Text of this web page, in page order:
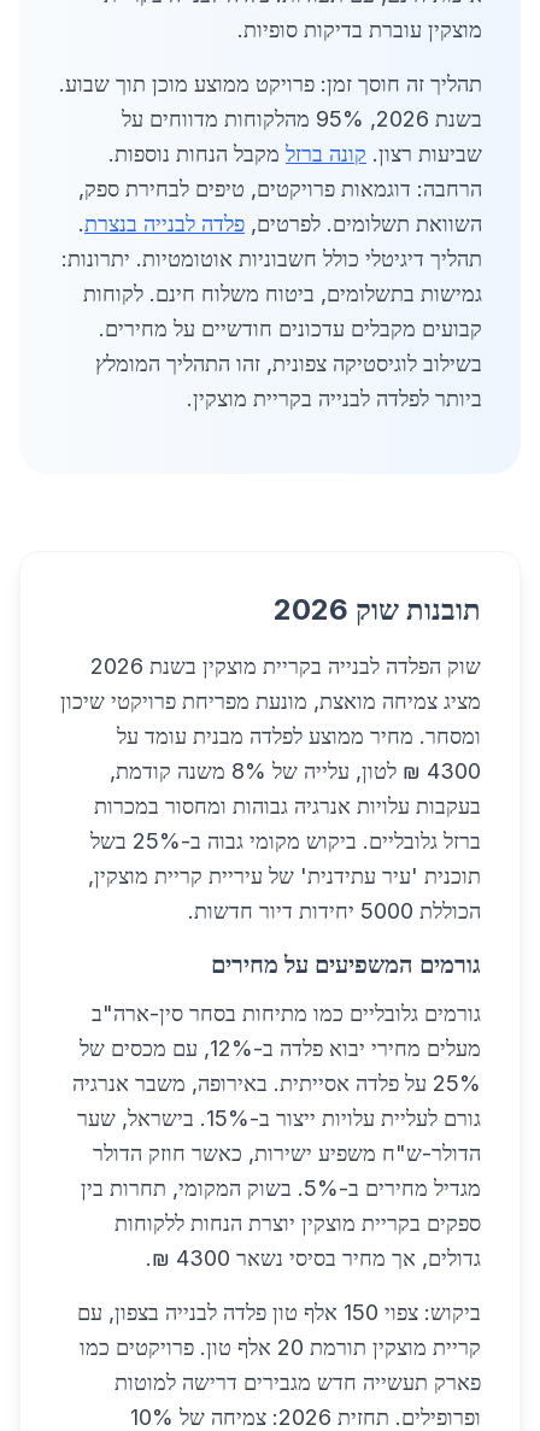
מוצקין עוברת בדיקות סופיות.
תהליך זה חוסך זמן: פרויקט ממוצע מוכן תוך שבוע.
בשנת 2026, 95% מהלקוחות מדווחים על
שביעות רצון. קונה ברזל מקבל הנחות נוספות.
הרחבה: דוגמאות פרויקטים, טיפים לבחירת ספק,
השוואת תשלומים. לפרטים, פלדה לבנייה בנצרת.
תהליך דיגיטלי כולל חשבוניות אוטומטיות. יתרונות:
גמישות בתשלומים, ביטוח משלוח חינם. לקוחות
קבועים מקבלים עדכונים חודשיים על מחירים.
בשילוב לוגיסטיקה צפונית, זהו התהליך המומלץ
ביותר לפלדה לבנייה בקריית מוצקין.
תובנות שוק 2026
שוק הפלדה לבנייה בקריית מוצקין בשנת 2026
מציג צמיחה מואצת, מונעת מפריחת פרויקטי שיכון
ומסחר. מחיר ממוצע לפלדה מבנית עומד על
4300 ₪ לטון, עלייה של 8% משנה קודמת,
בעקבות עלויות אנרגיה גבוהות ומחסור במכרות
ברזל גלובליים. ביקוש מקומי גבוה ב-25% בשל
תוכנית 'עיר עתידנית' של עיריית קריית מוצקין,
הכוללת 5000 יחידות דיור חדשות.
גורמים המשפיעים על מחירים
גורמים גלובליים כמו מתיחות בסחר סין-ארה"ב
מעלים מחירי יבוא פלדה ב-12%, עם מכסים של
25% על פלדה אסייתית. באירופה, משבר אנרגיה
גורם לעליית עלויות ייצור ב-15%. בישראל, שער
הדולר-ש"ח משפיע ישירות, כאשר חוזק הדולר
מגדיל מחירים ב-5%. בשוק המקומי, תחרות בין
ספקים בקריית מוצקין יוצרת הנחות ללקוחות
גדולים, אך מחיר בסיסי נשאר 4300 ₪.
ביקוש: צפוי 150 אלף טון פלדה לבנייה בצפון, עם
קריית מוצקין תורמת 20 אלף טון. פרויקטים כמו
פארק תעשייה חדש מגבירים דרישה למוטות
ופרופילים. תחזית 2026: צמיחה של 10%